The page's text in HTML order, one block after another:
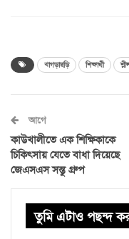
খাগড়াছড়ি শিক্ষার্থী
আগে
কাউখালীতে এক শিক্ষিকাকে
চিকিৎসায় যেতে বাধা দিয়েছে
জেএসএস সন্তু গ্রুপ
তুমি এটাও পছন্দ